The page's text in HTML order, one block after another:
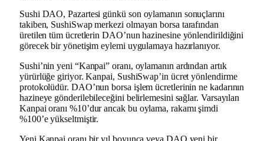
Sushi DAO, Pazartesi günkü son oylamanın sonuçlarını
takiben, SushiSwap merkezi olmayan borsa tarafından
üretilen tüm ücretlerin DAO’nun hazinesine yönlendirildiğini
görecek bir yönetişim eylemi uygulamaya hazırlanıyor.
Sushi’nin yeni “Kanpai” oranı, oylamanın ardından artık
yürürlüğe giriyor. Kanpai, SushiSwap’in ücret yönlendirme
protokolüdür. DAO’nun borsa işlem ücretlerinin ne kadarının
hazineye gönderilebileceğini belirlemesini sağlar. Varsayılan
Kanpai oranı %10’dur ancak bu oylama, rakamı şimdi
%100’e yükseltmiştir.
Yeni Kanpai oranı bir yıl boyunca veya DAO yeni bir